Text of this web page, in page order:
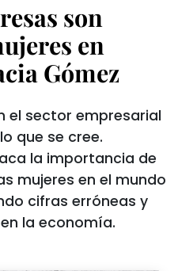
son
en
Gómez
el sector empresarial
que se cree.
la importancia de
mujeres en el mundo
cifras erróneas y
la economía.